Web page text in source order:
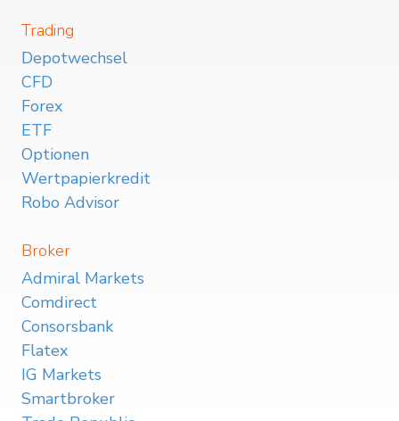
Trading
Depotwechsel
CFD
Forex
ETF
Optionen
Wertpapierkredit
Robo Advisor
Broker
Admiral Markets
Comdirect
Consorsbank
Flatex
IG Markets
Smartbroker